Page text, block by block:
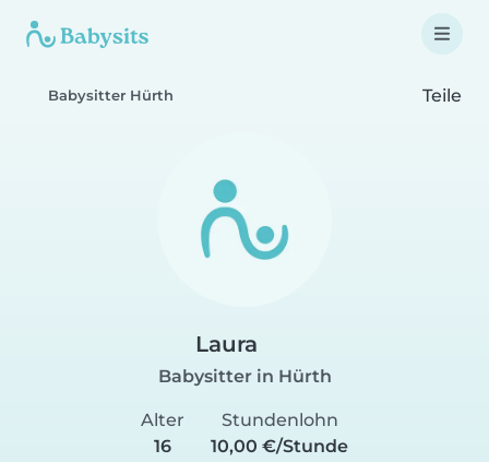
Babysitter Hürth Teile
Laura
Babysitter in Hürth
Alter
16
Stundenlohn
10,00 €/Stunde